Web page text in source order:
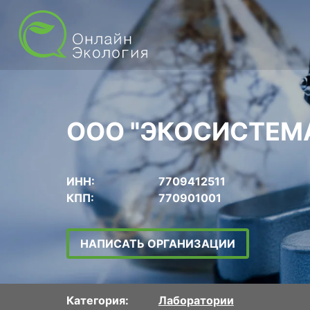
ООО
ИНН:
7709412511
КПП:
770901001
НАПИСАТЬ ОРГАНИЗАЦИИ
Категория: Лаборатории